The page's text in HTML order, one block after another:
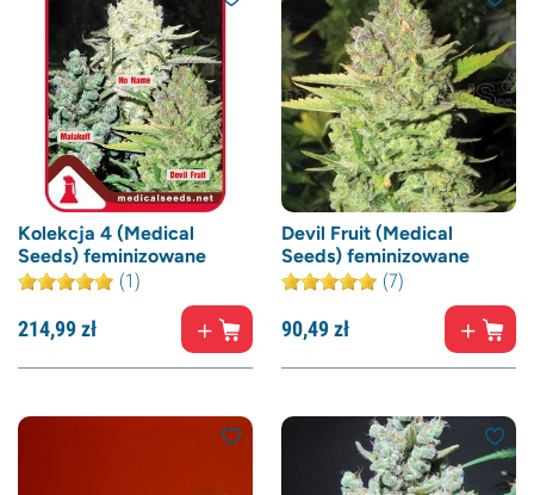
Kolekcja 4 (Medical
Seeds) feminizowane
(1)
214,99zł
Devil Fruit (Medical
Seeds) feminizowane
(7)
90,49zł